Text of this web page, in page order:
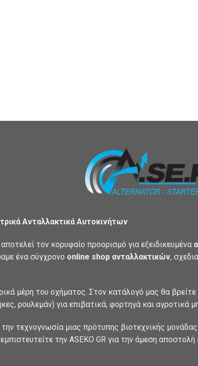
Ανταλλακτικά Αυτοκινήτων
αποτελεί τον κορυφαίο προορισμό για εξειδικευμένα
ένα σύγχρονο online shop ανταλλακτικών,
μέρη του οχήματος. Στον κατάλογό μας θα βρείτε
ρουλεμάν) για επιβατικά, φορτηγά και αγροτικά
τεχνογνωσία μιας πρότυπης βιοτεχνικής
την ASEKO GR για την άμεση